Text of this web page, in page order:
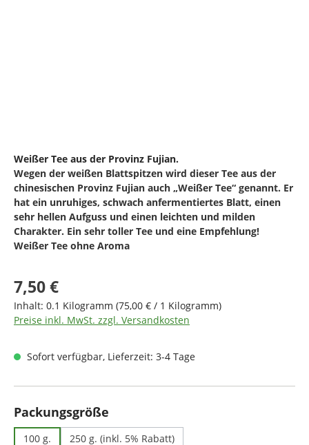
Weißer Tee aus der Provinz Fujian.
Wegen der weißen Blattspitzen wird dieser Tee aus der
chinesischen Provinz Fujian auch „Weißer Tee“ genannt. Er
hat ein unruhiges, schwach anfermentiertes Blatt, einen
sehr hellen Aufguss und einen leichten und milden
Charakter. Ein sehr toller Tee und eine Empfehlung!
Weißer Tee ohne Aroma
Regulärer Preis:
7,50 €
Inhalt: 0.1 Kilogramm (75,00 € / 1 Kilogramm)
Preise inkl. MwSt. zzgl. Versandkosten
Sofort verfügbar, Lieferzeit: 3-4 Tage
Packungsgröße
100 g.
250 g. (inkl. 5% Rabatt)